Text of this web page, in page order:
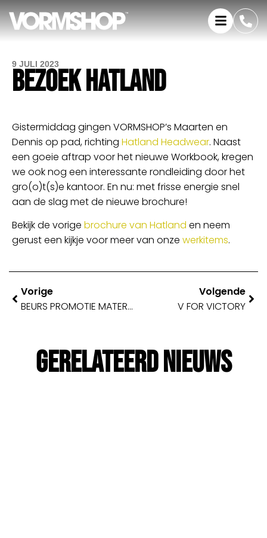
9 JULI 2023
BEZOEK HATLAND
Gistermiddag gingen VORMSHOP’s Maarten en
Dennis op pad, richting Hatland Headwear. Naast
een goeie aftrap voor het nieuwe Workbook, kregen
we ook nog een interessante rondleiding door het
gro(o)t(s)e kantoor. En nu: met frisse energie snel
aan de slag met de nieuwe brochure!
Bekijk de vorige brochure van Hatland en neem
gerust een kijkje voor meer van onze werkitems.
Vorige
BEURS PROMOTIE MATERIAAL ONDERWIJSBEURS NOORDOOST 2022
Volgende
V FOR VICTORY
Gerelateerd Nieuws